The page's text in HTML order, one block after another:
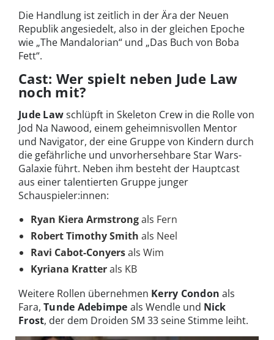
Die Handlung ist zeitlich in der Ära der Neuen
Republik angesiedelt, also in der gleichen Epoche
wie „The Mandalorian“ und „Das Buch von Boba
Fett“.
Cast: Wer spielt neben Jude Law
noch mit?
Jude Lawschlüpft in Skeleton Crew in die Rolle von
Jod Na Nawood, einem geheimnisvollen Mentor
und Navigator, der eine Gruppe von Kindern durch
die gefährliche und unvorhersehbare Star Wars-
Galaxie führt. Neben ihm besteht der Hauptcast
aus einer talentierten Gruppe junger
Schauspieler:innen:
Ryan Kiera Armstrongals Fern
Robert Timothy Smith als Neel
Ravi Cabot-Conyersals Wim
Kyriana Kratterals KB
Weitere Rollen übernehmen Kerry Condon als
Fara, Tunde Adebimpe als Wendle und Nick
Frost, der dem Droiden SM 33 seine Stimme leiht.